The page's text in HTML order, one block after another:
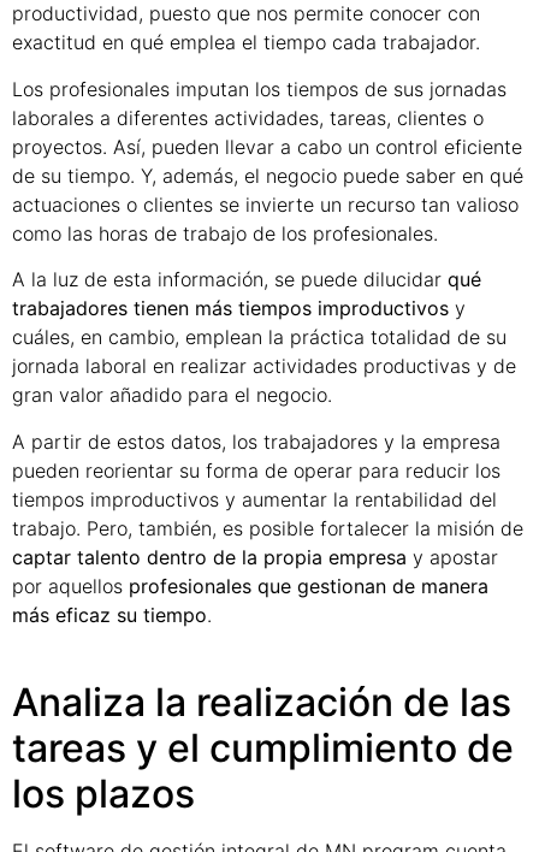
productividad, puesto que nos permite conocer con
exactitud en qué emplea el tiempo cada trabajador.
Los profesionales imputan los tiempos de sus jornadas
laborales a diferentes actividades, tareas, clientes o
proyectos. Así, pueden llevar a cabo un control eficiente
de su tiempo. Y, además, el negocio puede saber en qué
actuaciones o clientes se invierte un recurso tan valioso
como las horas de trabajo de los profesionales.
A la luz de esta información, se puede dilucidar qué
trabajadores tienen más tiempos improductivos y
cuáles, en cambio, emplean la práctica totalidad de su
jornada laboral en realizar actividades productivas y de
gran valor añadido para el negocio.
A partir de estos datos, los trabajadores y la empresa
pueden reorientar su forma de operar para reducir los
tiempos improductivos y aumentar la rentabilidad del
trabajo. Pero, también, es posible fortalecer la misión de
captar talento dentro de la propia empresa y apostar
por aquellos profesionales que gestionan de manera
más eficaz su tiempo.
Analiza la realización de las
tareas y el cumplimiento de
los plazos